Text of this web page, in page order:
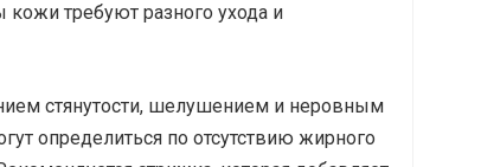
требуют разного ухода и
стянутости, шелушением и неровным
определиться по отсутствию жирного